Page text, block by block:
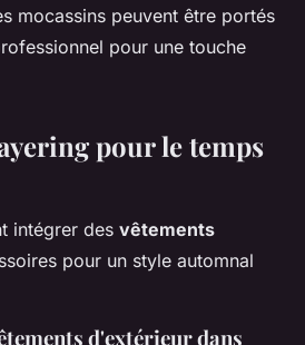
mocassins peuvent être portés
pour une touche
pour le temps
intégrer des vêtements
pour un style automnal
d'extérieur dans